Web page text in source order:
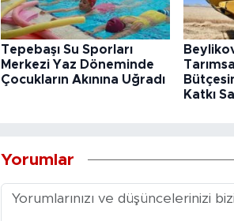
Tepebaşı Su Sporları
Merkezi Yaz Döneminde
Çocukların Akınına Uğradı
Katkı
Yorumlar